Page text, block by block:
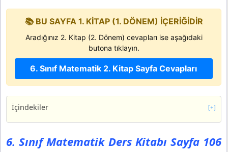
📚 BU SAYFA 1. KİTAP (1. DÖNEM) İÇERİĞİDİR
Aradığınız 2. Kitap (2. Dönem) cevapları ise aşağıdaki
butona tıklayın.
6. Sınıf Matematik 2. Kitap Sayfa Cevapları
İçindekiler [+]
6. Sınıf Matematik Ders Kitabı Sayfa 106 Cevapları MEB
Yayınları
Etkinlik 7: Yanıltıcı Haberlerin Yayılması
6. Sınıf Matematik Ders Kitabı Sayfa 106